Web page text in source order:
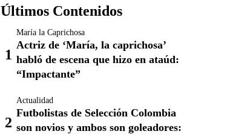
Últimos Contenidos
María la Caprichosa
Actriz de ‘María, la caprichosa’
habló de escena que hizo en ataúd:
“Impactante”
Actualidad
Futbolistas de Selección Colombia
son novios y ambos son goleadores: